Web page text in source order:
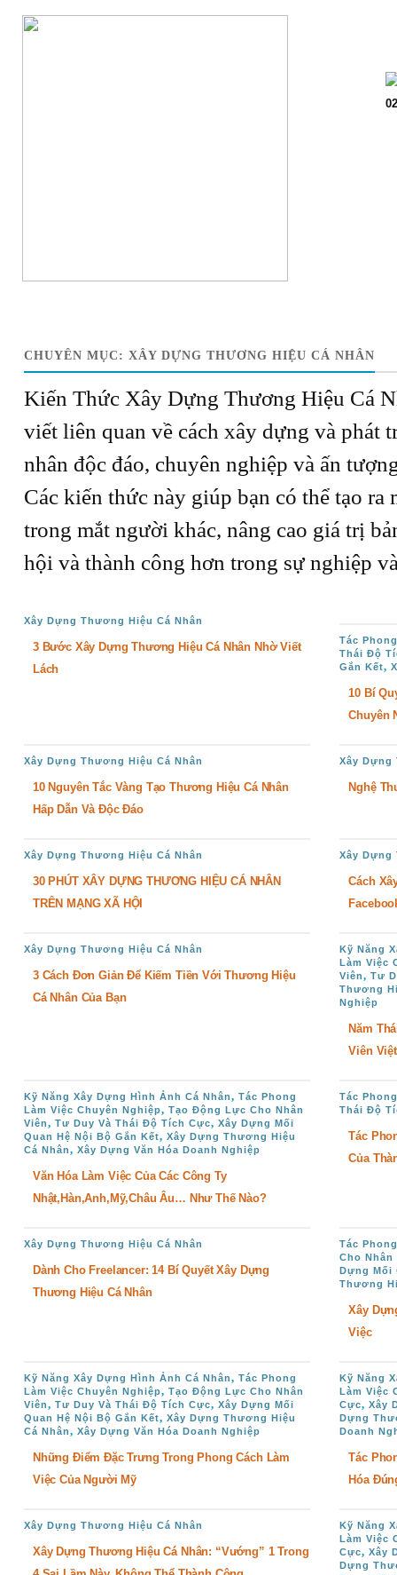
CHUYÊN MỤC: XÂY DỰNG THƯƠNG HIỆU CÁ NHÂN
Kiến Thức Xây Dựng Thương Hiệu Cá
viết liên quan về cách xây dựng và phát
nhân độc đáo, chuyên nghiệp và ấn
Các kiến thức này giúp bạn có thể tạo ra
trong mắt người khác, nâng cao giá trị
hội và thành công hơn trong sự nghiệp
Xây Dựng Thương Hiệu Cá Nhân
3 Bước Xây Dựng Thương Hiệu Cá Nhân Nhờ Viết
Lách
Tác
Thái Độ
Gắn Kết,
10 Bí
Chuyên
Xây Dựng Thương Hiệu Cá Nhân
10 Nguyên Tắc Vàng Tạo Thương Hiệu Cá Nhân
Hấp Dẫn Và Độc Đáo
Xây Dựng
Nghệ
Xây Dựng Thương Hiệu Cá Nhân
30 PHÚT XÂY DỰNG THƯƠNG HIỆU CÁ NHÂN
TRÊN MẠNG XÃ HỘI
Xây Dựng
Cách
Xây Dựng Thương Hiệu Cá Nhân
3 Cách Đơn Giản Để Kiếm Tiền Với Thương Hiệu
Cá Nhân Của Bạn
Kỹ Năng
Làm Việc
Viên,Tư
Thương
Nghiệp
Năm
Viên
Kỹ Năng Xây Dựng Hình Ảnh Cá Nhân, Tác Phong
Làm Việc Chuyên Nghiệp, Tạo Động Lực Cho Nhân
Viên, Tư Duy Và Thái Độ Tích Cực, Xây Dựng Mối
Quan Hệ Nội Bộ Gắn Kết, Xây Dựng Thương Hiệu
Cá Nhân, Xây Dựng Văn Hóa Doanh Nghiệp
Văn Hóa Làm Việc Của Các Công Ty
Nhật,Hàn,Anh,Mỹ,Châu Âu… Như Thế Nào?
Tác
Thái Độ
Tác
Của
Xây Dựng Thương Hiệu Cá Nhân
Dành Cho Freelancer: 14 Bí Quyết Xây Dựng
Thương Hiệu Cá Nhân
Tác
Cho Nhân
Dựng Mối
Thương
Xây
Việc
Kỹ Năng Xây Dựng Hình Ảnh Cá Nhân, Tác Phong
Làm Việc Chuyên Nghiệp, Tạo Động Lực Cho Nhân
Viên, Tư Duy Và Thái Độ Tích Cực, Xây Dựng Mối
Quan Hệ Nội Bộ Gắn Kết, Xây Dựng Thương Hiệu
Cá Nhân, Xây Dựng Văn Hóa Doanh Nghiệp
Những Điểm Đặc Trưng Trong Phong Cách Làm
Việc Của Người Mỹ
Kỹ Năng
Làm Việc
Cực,Xây
Dựng
Doanh
Tác
Hóa
Xây Dựng Thương Hiệu Cá Nhân
Xây Dựng Thương Hiệu Cá Nhân: “Vướng” 1 Trong
Kỹ Năng
Làm Việc
Cực,Xây
Dựng